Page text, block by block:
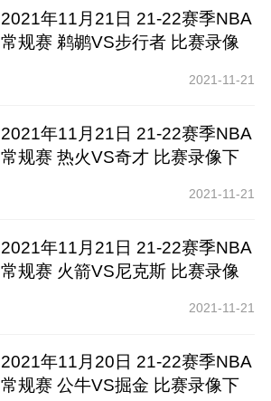
2021年11月21日 21-22赛季NBA
常规赛 鹈鹕VS步行者 比赛录像
2021-11-21
2021年11月21日 21-22赛季NBA
常规赛 热火VS奇才 比赛录像下
2021-11-21
2021年11月21日 21-22赛季NBA
常规赛 火箭VS尼克斯 比赛录像
2021-11-21
2021年11月20日 21-22赛季NBA
常规赛 公牛VS掘金 比赛录像下